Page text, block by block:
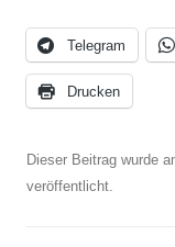
Telegram
Drucken
Dieser Beitrag wurde
veröffentlicht.